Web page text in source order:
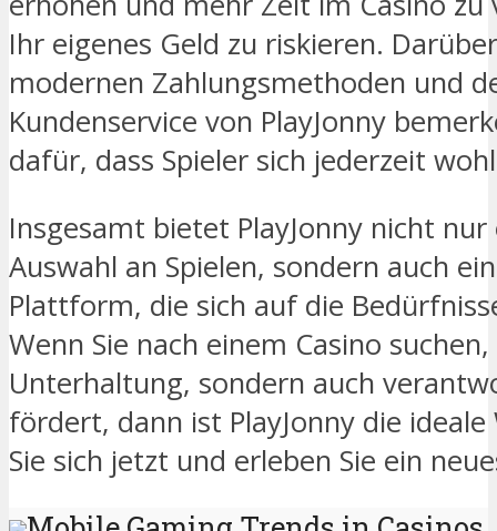
Ihr eigenes Geld zu riskieren.
modernen Zahlungsmethoden und
Kundenservice von PlayJonny
dafür, dass Spieler sich jederzeit
Insgesamt bietet PlayJonny nicht
Auswahl an Spielen, sondern auch
Plattform, die sich auf die
Wenn Sie nach einem Casino
Unterhaltung, sondern auch
fördert, dann ist PlayJonny die
Sie sich jetzt und erleben Sie ein